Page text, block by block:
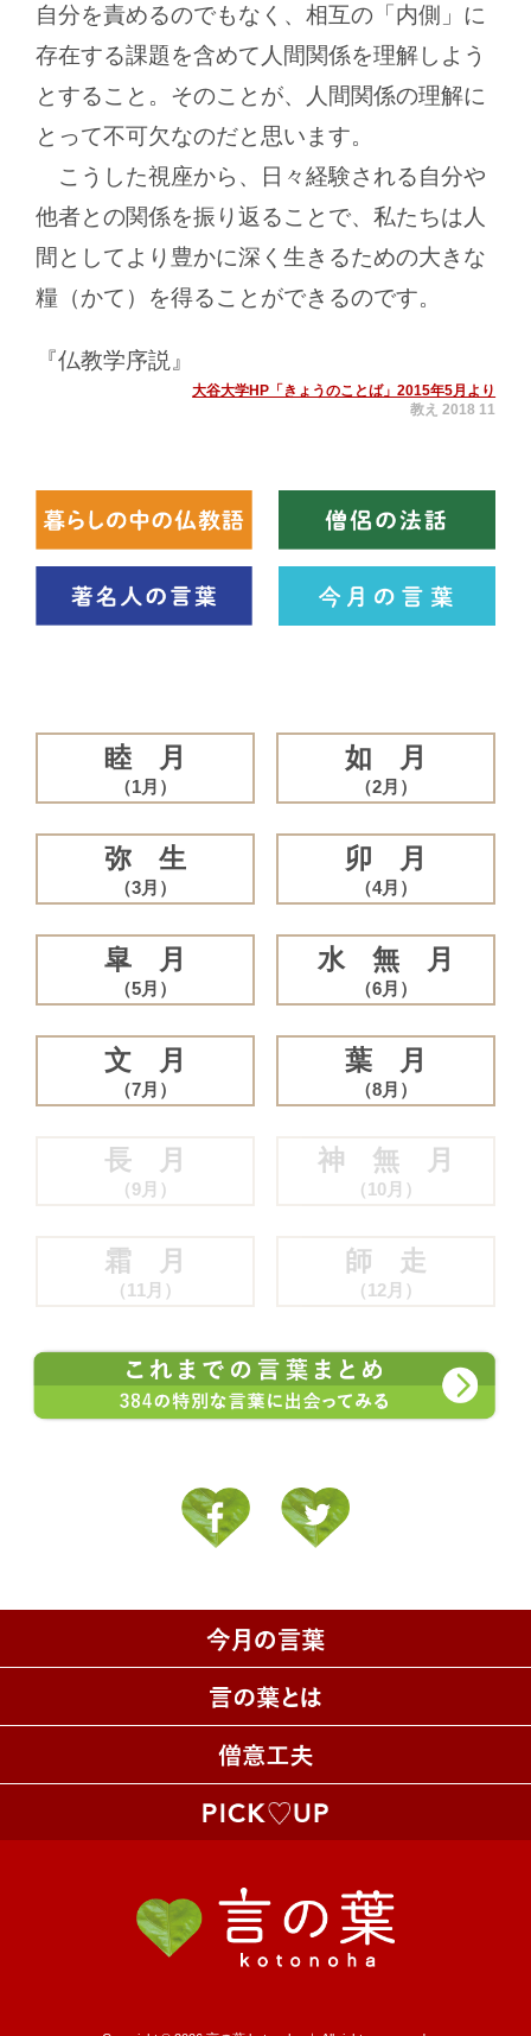
自分を責めるのでもなく、相互の「内側」に
存在する課題を含めて人間関係を理解しよう
とすること。そのことが、人間関係の理解に
とって不可欠なのだと思います。
こうした視座から、日々経験される自分や
他者との関係を振り返ることで、私たちは人
間としてより豊かに深く生きるための大きな
糧（かて）を得ることができるのです。
『仏教学序説』
大谷大学HP「きょうのことば」2015年5月より
教え 2018 11
睦 月
（1月）
如 月
（2月）
弥 生
（3月）
卯 月
（4月）
皐 月
（5月）
水 無 月
（6月）
文 月
（7月）
葉 月
（8月）
長 月
（9月）
神 無 月
（10月）
霜 月
（11月）
師 走
（12月）